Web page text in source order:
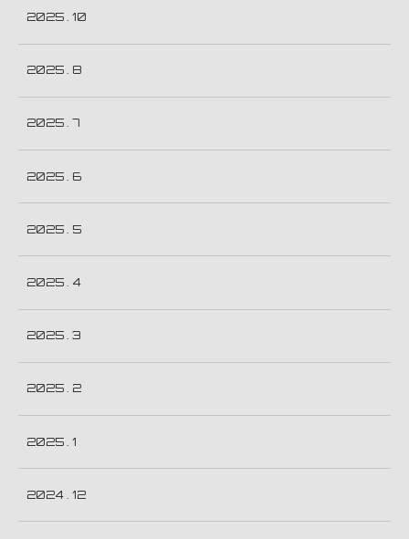
2025 . 10
2025 . 8
2025 . 7
2025 . 6
2025 . 5
2025 . 4
2025 . 3
2025 . 2
2025 . 1
2024 . 12